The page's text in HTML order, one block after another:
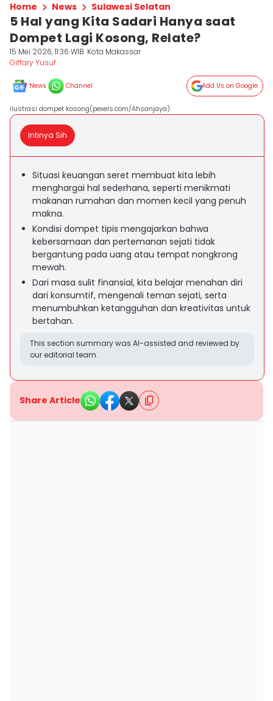
Home News Sulawesi Selatan
5 Hal yang Kita Sadari Hanya saat
Dompet Lagi Kosong, Relate?
15 Mei 2026, 11:36 WIB Kota Makassar
Giffary Yusuf
News Channel Add Us on Google
ilustrasi dompet kosong(pexels.com/Ahsanjaya)
Intinya Sih
Situasi keuangan seret membuat kita lebih
menghargai hal sederhana, seperti menikmati
makanan rumahan dan momen kecil yang penuh
makna.
Kondisi dompet tipis mengajarkan bahwa
kebersamaan dan pertemanan sejati tidak
bergantung pada uang atau tempat nongkrong
mewah.
Dari masa sulit finansial, kita belajar menahan diri
dari konsumtif, mengenali teman sejati, serta
menumbuhkan ketangguhan dan kreativitas untuk
bertahan.
This section summary was AI-assisted and reviewed by
our editorial team.
Share Article